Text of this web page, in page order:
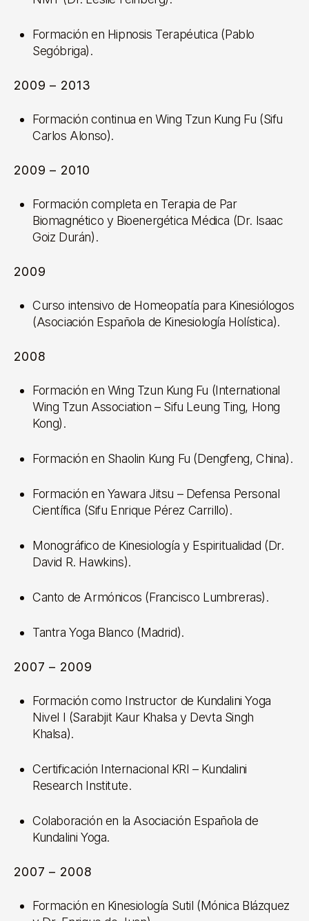
Formación en Hipnosis Terapéutica (Pablo
Segóbriga).
2009 – 2013
Formación continua en Wing Tzun Kung Fu (Sifu
Carlos Alonso).
2009 – 2010
Formación completa en Terapia de Par
Biomagnético y Bioenergética Médica (Dr. Isaac
Goiz Durán).
2009
Curso intensivo de Homeopatía para Kinesiólogos
(Asociación Española de Kinesiología Holística).
2008
Formación en Wing Tzun Kung Fu (International
Wing Tzun Association – Sifu Leung Ting, Hong
Kong).
Formación en Shaolin Kung Fu (Dengfeng, China).
Formación en Yawara Jitsu – Defensa Personal
Científica (Sifu Enrique Pérez Carrillo).
Monográfico de Kinesiología y Espiritualidad (Dr.
David R. Hawkins).
Canto de Armónicos (Francisco Lumbreras).
Tantra Yoga Blanco (Madrid).
2007 – 2009
Formación como Instructor de Kundalini Yoga
Nivel I (Sarabjit Kaur Khalsa y Devta Singh
Khalsa).
Certificación Internacional KRI – Kundalini
Research Institute.
Colaboración en la Asociación Española de
Kundalini Yoga.
2007 – 2008
Formación en Kinesiología Sutil (Mónica Blázquez